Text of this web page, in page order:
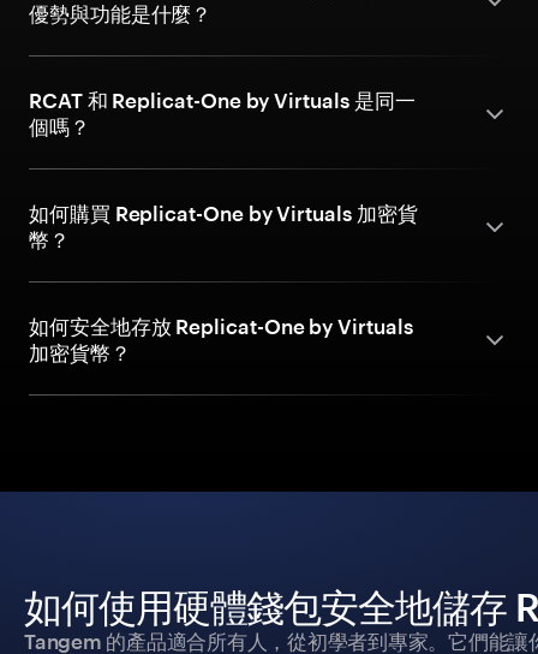
優勢與功能是什麼？
RCAT 和 Replicat-One by Virtuals 是同一
個嗎？
如何購買 Replicat-One by Virtuals 加密貨
幣？
如何安全地存放 Replicat-One by Virtuals
加密貨幣？
如何使用硬體錢包安全地儲存
Tangem 的產品適合所有人，從初學者到專家。它們能